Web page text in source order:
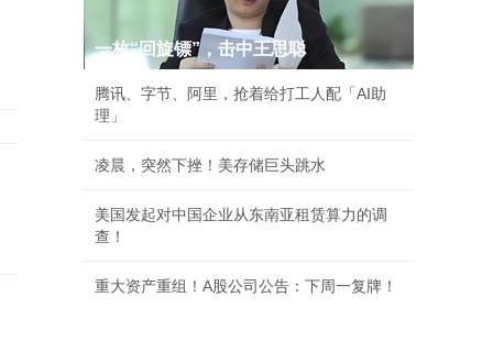
一枚“回旋镖”，击中王思聪
腾讯、字节、阿里，抢着给打工人配「AI助
理」
凌晨，突然下挫！美存储巨头跳水
美国发起对中国企业从东南亚租赁算力的调
查！
重大资产重组！A股公司公告：下周一复牌！